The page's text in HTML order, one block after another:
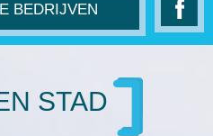
BEDRIJVEN
STAD